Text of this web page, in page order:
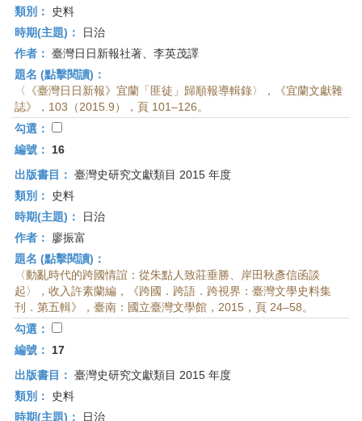
類別：
史料
時期(主題)：
日治
作者： 臺灣日日新報社著、李英茂譯
題名 (點擊閱讀)：
〈《臺灣日日新報》宜蘭「匪徒」歸順報導輯錄〉，《宜蘭文獻雜
誌》，103（2015.9），頁 101–126。
勾選：
編號：
16
出版書目： 臺灣史研究文獻類目 2015 年度
類別：
史料
時期(主題)：
日治
作者：
廖振富
題名 (點擊閱讀)：
〈動亂時代的跨國情誼：從朱點人致莊垂勝、岸田秋彥信函談
起〉，收入許素蘭編，《跨國．跨語．跨視界：臺灣文學史料集
刊．第五輯》，臺南：國立臺灣文學館，2015，頁 24–58。
勾選：
編號：
17
出版書目： 臺灣史研究文獻類目 2015 年度
類別：
史料
時期(主題)：
日治